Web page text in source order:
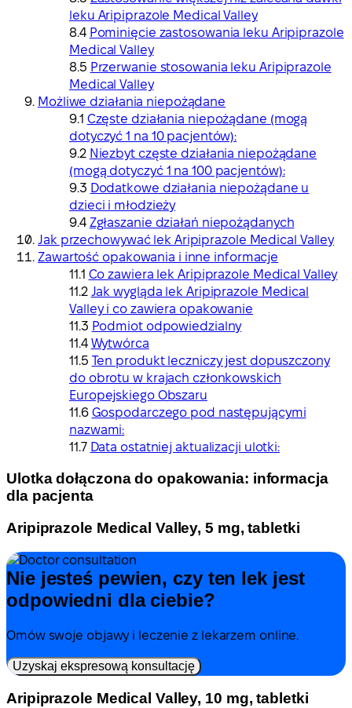
leku Aripiprazole Medical Valley
Pominięcie zastosowania leku Aripiprazole
Medical Valley
Przerwanie stosowania leku Aripiprazole
Medical Valley
Możliwe działania niepożądane
Częste działania niepożądane (mogą
dotyczyć 1 na 10 pacjentów):
Niezbyt częste działania niepożądane
(mogą dotyczyć 1 na 100 pacjentów):
Dodatkowe działania niepożądane u
dzieci i młodzieży
Zgłaszanie działań niepożądanych
Jak przechowywać lek Aripiprazole Medical Valley
Zawartość opakowania i inne informacje
Co zawiera lek Aripiprazole Medical Valley
Jak wygląda lek Aripiprazole Medical
Valley i co zawiera opakowanie
Podmiot odpowiedzialny
Wytwórca
Ten produkt leczniczy jest dopuszczony
do obrotu w krajach członkowskich
Europejskiego Obszaru
Gospodarczego pod następującymi
nazwami:
Data ostatniej aktualizacji ulotki:
Ulotka dołączona do opakowania: informacja
dla pacjenta
Aripiprazole Medical Valley, 5 mg, tabletki
Nie jesteś pewien, czy ten lek jest
odpowiedni dla ciebie?
Omów swoje objawy i leczenie z lekarzem online.
Uzyskaj ekspresową konsultację
Aripiprazole Medical Valley, 10 mg, tabletki